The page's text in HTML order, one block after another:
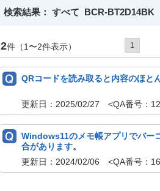
検索結果： すべて BCR-BT2D14BK
2件（1〜2件表示） 1
QRコードを読み取ると内容のほと
更新日：2025/02/27 <QA番号：
Windows11のメモ帳アプリでバー
合があります。
更新日：2024/02/06 <QA番号：